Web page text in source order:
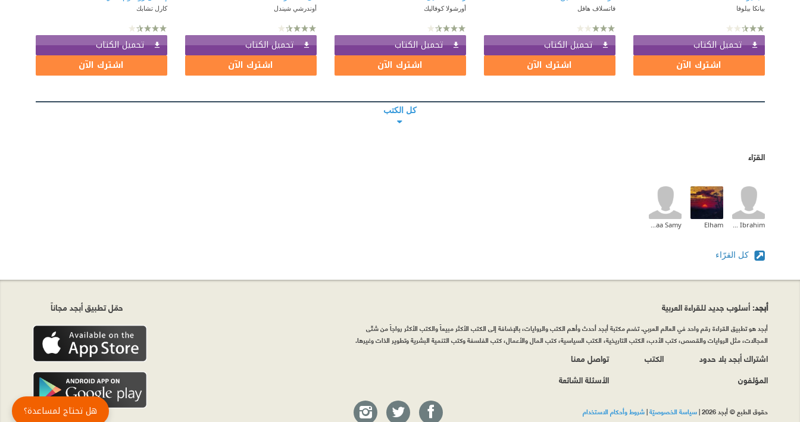
بيانكا بيلوفا
تحميل الكتاب
اشترك الآن
فاتسلاف هافل
تحميل الكتاب
اشترك الآن
أورشولا كوفاليك
تحميل الكتاب
اشترك الآن
أوندرشي شيندل
تحميل الكتاب
اشترك الآن
كارل تشابك
تحميل الكتاب
اشترك الآن
كل الكتب
القرّاء
Mohamed Ibrahim
Elham
Esraa Samy
كل القرّاء
حمّل تطبيق أبجد مجاناً أبجد: أسلوب جديد للقراءة العربية
أبجد هو تطبيق القراءة رقم واحد في العالم العربي. تضم مكتبة أبجد أحدث وأهم الكتب والروايات، بالإضافة إلى الكتب الأكثر مبيعاً والكتب الأكثر رواجاً من شتّى
المجالات، مثل الروايات والقصص، كتب الأدب، الكتب التاريخية، الكتب السياسية، كتب المال والأعمال، كتب الفلسفة وكتب التنمية البشرية وتطوير الذات وغيرها.
اشتراك أبجد بلا حدود
المؤلفون
الكتب
تواصل معنا
الأسئلة الشائعة
حقوق الطبع © أبجد 2026 |سياسة الخصوصيّة|شروط وأحكام الاستخدام هل تحتاج لمساعدة؟